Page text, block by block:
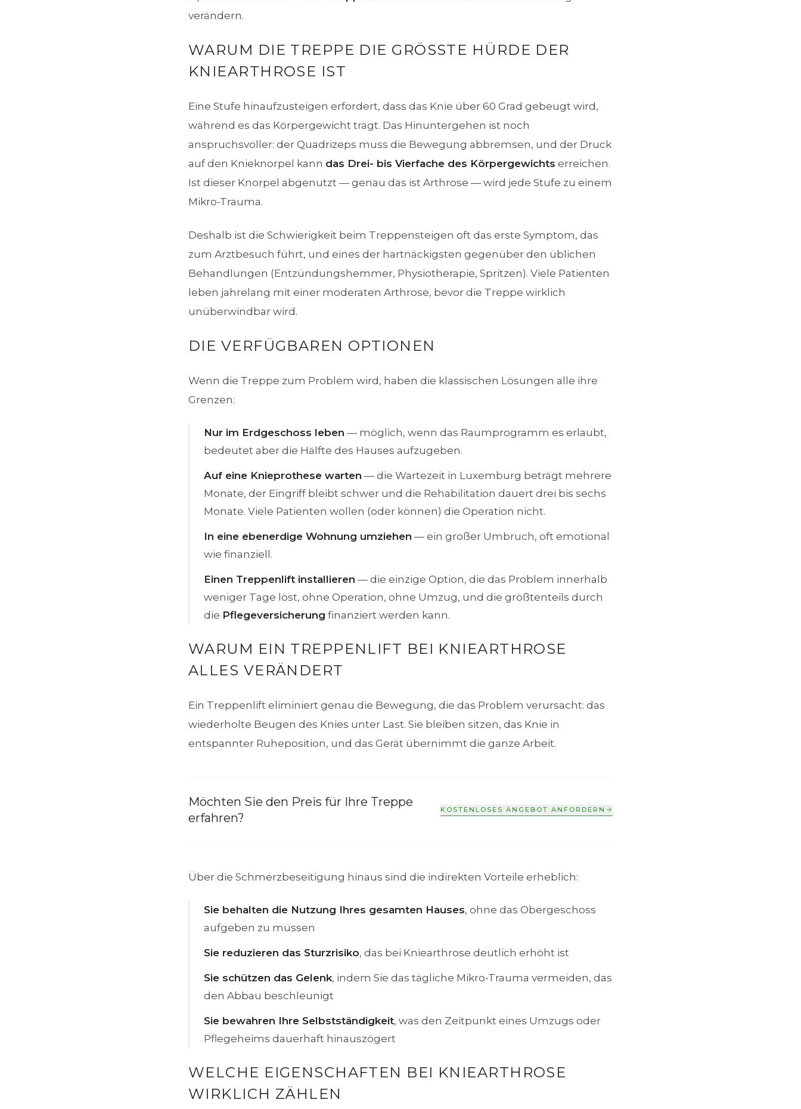
verändern.
WARUM DIE TREPPE DIE GRÖSSTE HÜRDE DER K
NIEARTHROSE IST
Eine Stufe hinaufzusteigen erfordert, dass das Knie über 60 Grad gebeugt wird,
während es das Körpergewicht trägt. Das Hinuntergehen ist noch
anspruchsvoller: der Quadrizeps muss die Bewegung abbremsen, und der Druck
auf den Knieknorpel kann das Drei- bis Vierfache des Körpergewichts erreichen.
Ist dieser Knorpel abgenutzt — genau das ist Arthrose — wird jede Stufe zu einem
Mikro-Trauma.
Deshalb ist die Schwierigkeit beim Treppensteigen oft das erste Symptom, das
zum Arztbesuch führt, und eines der hartnäckigsten gegenüber den üblichen
Behandlungen (Entzündungshemmer, Physiotherapie, Spritzen). Viele Patienten
leben jahrelang mit einer moderaten Arthrose, bevor die Treppe wirklich
unüberwindbar wird.
DIE VERFÜGBAREN OPTIONEN
Wenn die Treppe zum Problem wird, haben die klassischen Lösungen alle ihre
Grenzen:
Nur im Erdgeschoss leben — möglich, wenn das Raumprogramm es erlaubt,
bedeutet aber die Hälfte des Hauses aufzugeben.
Auf eine Knieprothese warten — die Wartezeit in Luxemburg beträgt mehrere
Monate, der Eingriff bleibt schwer und die Rehabilitation dauert drei bis sechs
Monate. Viele Patienten wollen (oder können) die Operation nicht.
In eine ebenerdige Wohnung umziehen — ein großer Umbruch, oft emotional
wie finanziell.
Einen Treppenlift installieren — die einzige Option, die das Problem innerhalb
weniger Tage löst, ohne Operation, ohne Umzug, und die größtenteils durch
die Pflegeversicherung finanziert werden kann.
WARUM EIN TREPPENLIFT BEI KNIEARTHROSE
ALLES VERÄNDERT
Ein Treppenlift eliminiert genau die Bewegung, die das Problem verursacht: das
wiederholte Beugen des Knies unter Last. Sie bleiben sitzen, das Knie in
entspannter Ruheposition, und das Gerät übernimmt die ganze Arbeit.
Möchten Sie den Preis für Ihre Treppe
erfahren?
KOSTENLOSES ANGEBOT ANFORDERN
Über die Schmerzbeseitigung hinaus sind die indirekten Vorteile erheblich:
Sie behalten die Nutzung Ihres gesamten Hauses, ohne das Obergeschoss
aufgeben zu müssen
Sie reduzieren das Sturzrisiko, das bei Kniearthrose deutlich erhöht ist
Sie schützen das Gelenk, indem Sie das tägliche Mikro-Trauma vermeiden, das
den Abbau beschleunigt
Sie bewahren Ihre Selbstständigkeit, was den Zeitpunkt eines Umzugs oder
Pflegeheims dauerhaft hinauszögert
WELCHE EIGENSCHAFTEN BEI KNIEARTHROSE
WIRKLICH ZÄHLEN